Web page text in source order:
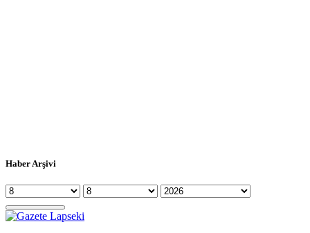
Haber Arşivi